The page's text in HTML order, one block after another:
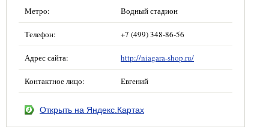
Метро: Водный стадион
Телефон: +7 (499) 348-86-56
Адрес сайта: http://niagara-shop.ru/
Контактное лицо: Евгений
Открыть на Яндекс.Картах